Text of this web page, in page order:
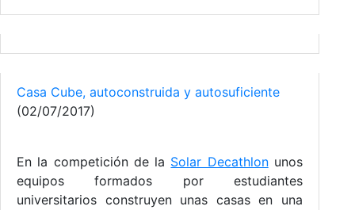
Casa Cube, autoconstruida y autosuficiente
(02/07/2017)
En la competición de la Solar Decathlonunos
equipos formados por estudiantes
universitarios construyen unas casas en una